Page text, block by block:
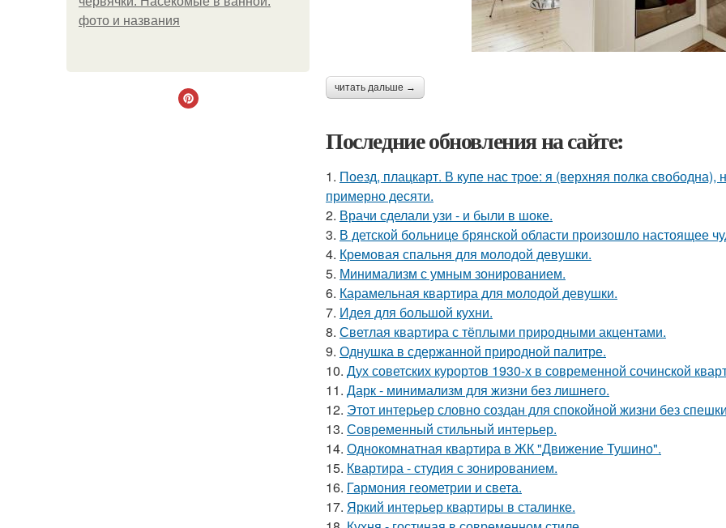
фото и названия
читать дальше →
Последние обновления на сайте:
1. Поезд, плацкарт. В купе нас трое: я (верхняя полка
примерно десяти.
2. Врачи сделали узи - и были в шоке.
3. В детской больнице брянской области произошло настоящее
4. Кремовая спальня для молодой девушки.
5. Минимализм с умным зонированием.
6. Карамельная квартира для молодой девушки.
7. Идея для большой кухни.
8. Светлая квартира с тёплыми природными акцентами.
9. Однушка в сдержанной природной палитре.
10. Дух советских курортов 1930-х в современной сочинской
11. Дарк - минимализм для жизни без лишнего.
12. Этот интерьер словно создан для спокойной жизни без
13. Современный стильный интерьер.
14. Однокомнатная квартира в ЖК "Движение Тушино".
15. Квартира - студия с зонированием.
16. Гармония геометрии и света.
17. Яркий интерьер квартиры в сталинке.